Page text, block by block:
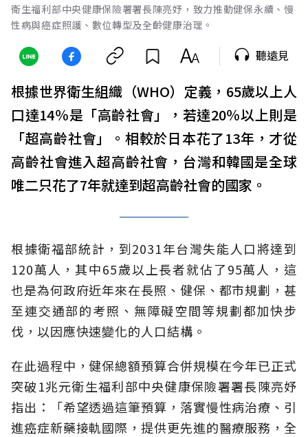
衛生福利部中央健康保險署署長陳亮妤，致力推動健保永續、慢
性病與癌症照護、數位轉型及全齡健康治理。
聽遠見
根據世界衛生組織（WHO）定義，65歲以上人
口達14％是「高齡社會」，若達20％以上則是
「超高齡社會」。相較於日本花了13年，才從
高齡社會進入超高齡社會，台灣和韓國是全球
唯二只花了7年就達到超高齡社會的國家。
根據衛福部統計，到2031年台灣失能人口將達到
120萬人，其中65歲以上長者就佔了95萬人，這
也是為何政府近年來在長照、健保、都市規劃，甚
至連交通部的考照、無障礙空間等規劃都加快步
伐，以因應快速變化的人口結構。
在此過程中，健保總額預算合併規模在今年已正式
突破1兆元衛生福利部中央健康保險署署長陳亮妤
指出：「希望透過這筆預算，落實慢性病治療、引
進癌症新藥接軌國際，提供更先進的醫療服務，全